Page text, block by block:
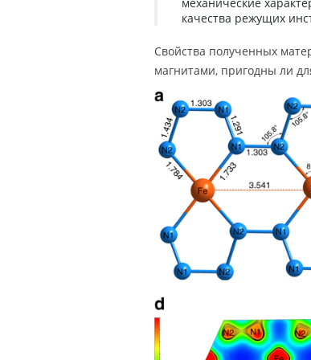
качества режущих
Свойства полученных
магнитами, пригодны ли